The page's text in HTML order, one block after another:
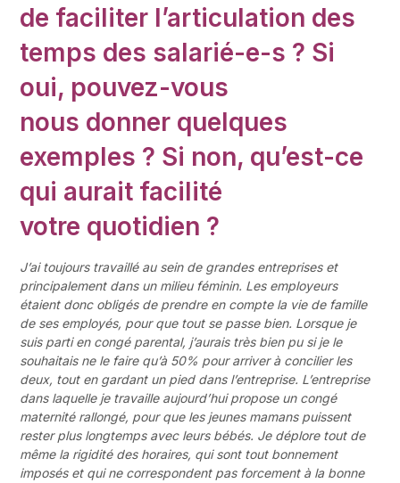
de faciliter l’articulation des
temps des salarié-e-s ? Si
oui, pouvez-vous
nous donner quelques
exemples ? Si non, qu’est-ce
qui aurait facilité
votre quotidien ?
J’ai toujours travaillé au sein de grandes entreprises et
principalement dans un milieu féminin. Les employeurs
étaient donc obligés de prendre en compte la vie de famille
de ses employés, pour que tout se passe bien. Lorsque je
suis parti en congé parental, j’aurais très bien pu si je le
souhaitais ne le faire qu’à 50% pour arriver à concilier les
deux, tout en gardant un pied dans l’entreprise. L’entreprise
dans laquelle je travaille aujourd’hui propose un congé
maternité rallongé, pour que les jeunes mamans puissent
rester plus longtemps avec leurs bébés. Je déplore tout de
même la rigidité des horaires, qui sont tout bonnement
imposés et qui ne correspondent pas forcement à la bonne